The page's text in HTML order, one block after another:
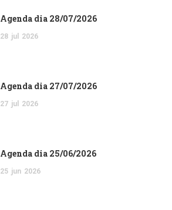
Agenda dia 28/07/2026
28 jul 2026
Agenda dia 27/07/2026
27 jul 2026
Agenda dia 25/06/2026
25 jun 2026